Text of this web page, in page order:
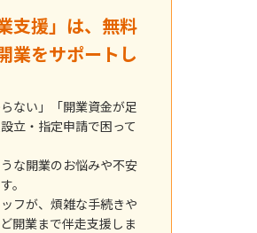
支援」は、無料
業をサポートし
ない」「開業資金が足
立・指定申請で困って
な開業のお悩みや不安
。
フが、煩雑な手続きや
開業まで伴走支援しま